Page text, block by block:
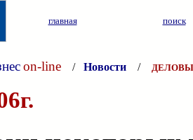
главная поиск
on-line / Новости /